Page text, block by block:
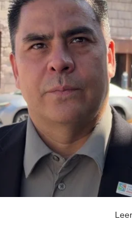
acuerdan...
dependencias de ambos lados de la